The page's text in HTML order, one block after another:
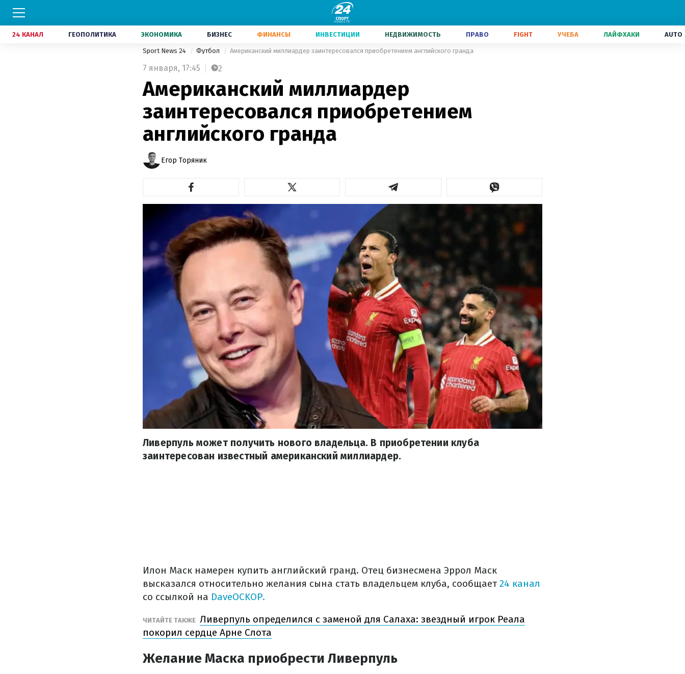
24 КАНАЛ ГЕОПОЛИТИКА ЭКОНОМИКА БИЗНЕС ФИНАНСЫ ИНВЕСТИЦИИ НЕДВИЖИМОСТЬ ПРАВО FIGHT УЧЕБА ЛАЙФХАКИ AUTO
Sport News 24 Футбол Американский миллиардер заинтересовался приобретением английского гранда
7 января, 17:45 2
Американский миллиардер
заинтересовался приобретением
английского гранда
Егор Торяник
Ливерпуль может получить нового владельца. В приобретении клуба
заинтересован известный американский миллиардер.
Илон Маск намерен купить английский гранд. Отец бизнесмена Эррол Маск
высказался относительно желания сына стать владельцем клуба, сообщает24 канал
со ссылкой на DaveOCKOP.
ЧИТАЙТЕ ТАКЖЕ Ливерпуль определился с заменой для Салаха: звездный игрок Реала
покорил сердце Арне Слота
Желание Маска приобрести Ливерпуль